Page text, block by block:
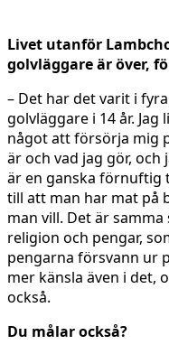
Livet utanför
golvläggare är över,
– Det har det varit i
golvläggare i 14 år.
något att försörja mig
är och vad jag gör,
är en ganska förnuftig
till att man har mat på
man vill. Det är
religion och pengar,
pengarna försvann ur
mer känsla även i det,
också.
Du målar också?